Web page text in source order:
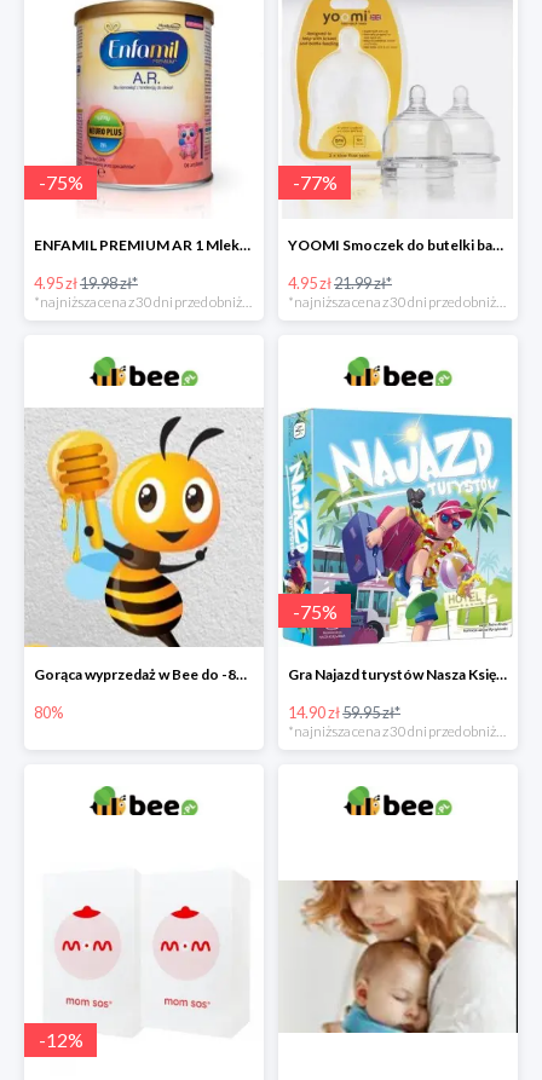
-75%
ENFAMIL PREMIUM AR 1 Mleko początkowe dla niemowląt -75%
4.95 zł19.98 zł*
*najniższa cena z 30 dni przed obniżką
-77%
YOOMI Smoczek do butelki bardzo wolny przepływ 0 m+ 2 szt. -77%
4.95 zł21.99 zł*
*najniższa cena z 30 dni przed obniżką
Gorąca wyprzedaż w Bee do -80%
80%
-75%
Gra Najazd turystów Nasza Księgarnia -75%
14.90 zł59.95 zł*
-12%